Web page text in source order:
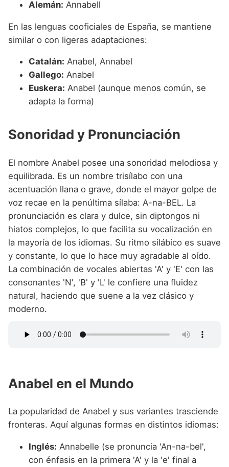
Alemán: Annabell
En las lenguas cooficiales de España, se mantiene
similar o con ligeras adaptaciones:
Catalán: Anabel, Annabel
Gallego: Anabel
Euskera: Anabel (aunque menos común, se
adapta la forma)
Sonoridad y Pronunciación
El nombre Anabel posee una sonoridad melodiosa y
equilibrada. Es un nombre trisílabo con una
acentuación llana o grave, donde el mayor golpe de
voz recae en la penúltima sílaba: A-na-BEL. La
pronunciación es clara y dulce, sin diptongos ni
hiatos complejos, lo que facilita su vocalización en
la mayoría de los idiomas. Su ritmo silábico es suave
y constante, lo que lo hace muy agradable al oído.
La combinación de vocales abiertas 'A' y 'E' con las
consonantes 'N', 'B' y 'L' le confiere una fluidez
natural, haciendo que suene a la vez clásico y
moderno.
Anabel en el Mundo
La popularidad de Anabel y sus variantes trasciende
fronteras. Aquí algunas formas en distintos idiomas:
Inglés: Annabelle (se pronuncia 'An-na-bel',
con énfasis en la primera 'A' y la 'e' final a